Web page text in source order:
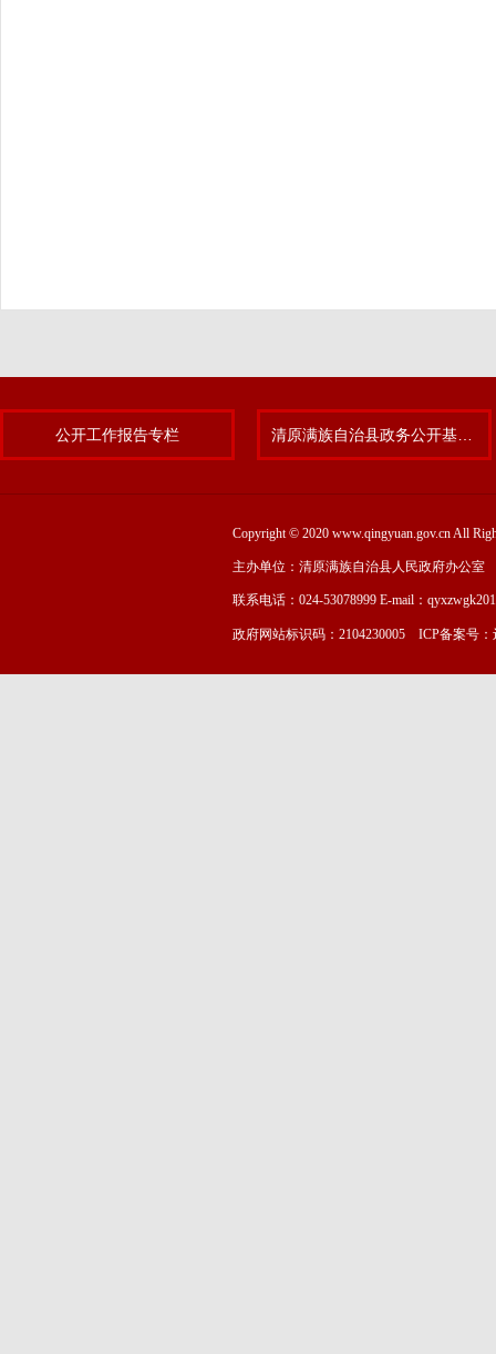
公开工作报告专栏
Copyright © 2020 www.qingyuan.gov.cn All
主办单位：清原满族自治县人民政府办公室
联系电话：024-53078999 E-mail：
政府网站标识码：2104230005 ICP备案号：